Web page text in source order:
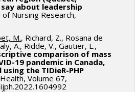
about leadership
of Nursing Research,
M., Richard, Z., Rosana de
A., Ridde, V., Gautier, L.,
comparison of mass
19 pandemic in Canada,
the TIDieR-PHP
Volume 67,